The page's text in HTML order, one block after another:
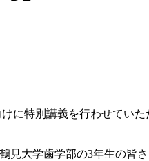
に特別講義を行わせていた
鶴見大学歯学部の3年生の皆